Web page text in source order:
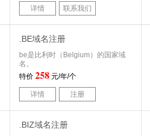
详情 联系我们
.BE域名注册
be是比利时（Belgium）的国家域
名。
特价 258 元/年/个
详情 注册
.BIZ域名注册